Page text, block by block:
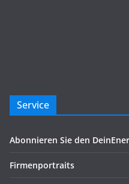
Service
Abonnieren Sie den
Firmenportraits